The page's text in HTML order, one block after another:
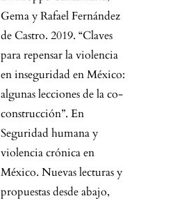
Gema y Rafael Fernández
de Castro. 2019. “Claves
para repensar la violencia
en inseguridad en México:
algunas lecciones de la co-
construcción”. En
Seguridad humana y
violencia crónica en
México. Nuevas lecturas y
propuestas desde abajo,